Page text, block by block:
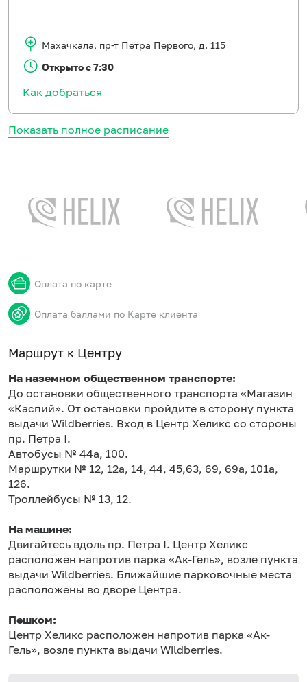
Показать полное расписание
Оплата по карте
Оплата баллами по Карте клиента
Маршрут к Центру
На наземном общественном транспорте:
До остановки общественного транспорта «Магазин
«Каспий». От остановки пройдите в сторону пункта
выдачи Wildberries. Вход в Центр Хеликс со стороны
пр. Петра I.
Автобусы № 44а, 100.
Маршрутки № 12, 12а, 14, 44, 45,63, 69, 69а, 101а,
126.
Троллейбусы № 13, 12.
На машине:
Двигайтесь вдоль пр. Петра I. Центр Хеликс
расположен напротив парка «Ак-Гель», возле пункта
выдачи Wildberries. Ближайшие парковочные места
расположены во дворе Центра.
Пешком:
Центр Хеликс расположен напротив парка «Ак-
Гель», возле пункта выдачи Wildberries.
Махачкала, пр-т Петра Первого, д. 115
Открыто с 7:30
Как добраться